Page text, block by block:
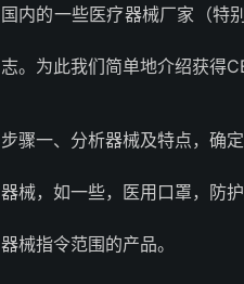
国内的一些医疗器械厂家（特
志。为此我们简单地介绍获得
步骤一、分析器械及特点，确
器械，如一些，医用口罩，防护
器械指令范围的产品。